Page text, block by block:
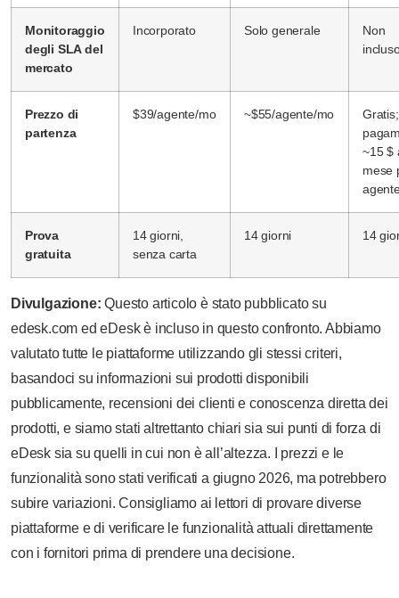
Monitoraggio
degli SLA del
mercato
Incorporato Solo generale
Non
Prezzo di
partenza
$39/agente/mo ~$55/agente/mo
~15 $
mese
Prova
gratuita
14 giorni,
senza carta
14 giorni 14
Divulgazione: Questo articolo è stato pubblicato su
edesk.com ed eDesk è incluso in questo confronto. Abbiamo
valutato tutte le piattaforme utilizzando gli stessi criteri,
basandoci su informazioni sui prodotti disponibili
pubblicamente, recensioni dei clienti e conoscenza diretta dei
prodotti, e siamo stati altrettanto chiari sia sui punti di forza di
eDesk sia su quelli in cui non è all’altezza. I prezzi e le
funzionalità sono stati verificati a giugno 2026, ma potrebbero
subire variazioni. Consigliamo ai lettori di provare diverse
piattaforme e di verificare le funzionalità attuali direttamente
con i fornitori prima di prendere una decisione.